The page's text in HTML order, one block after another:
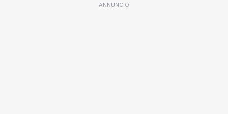
ANNUNCIO